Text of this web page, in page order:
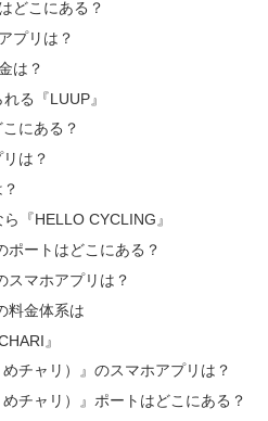
どこにある？
プリは？
は？
る『LUUP』
にある？
は？
『HELLO CYCLING』
ポートはどこにある？
スマホアプリは？
料金体系は
』
チャリ）』のスマホアプリは？
チャリ）』ポートはどこにある？